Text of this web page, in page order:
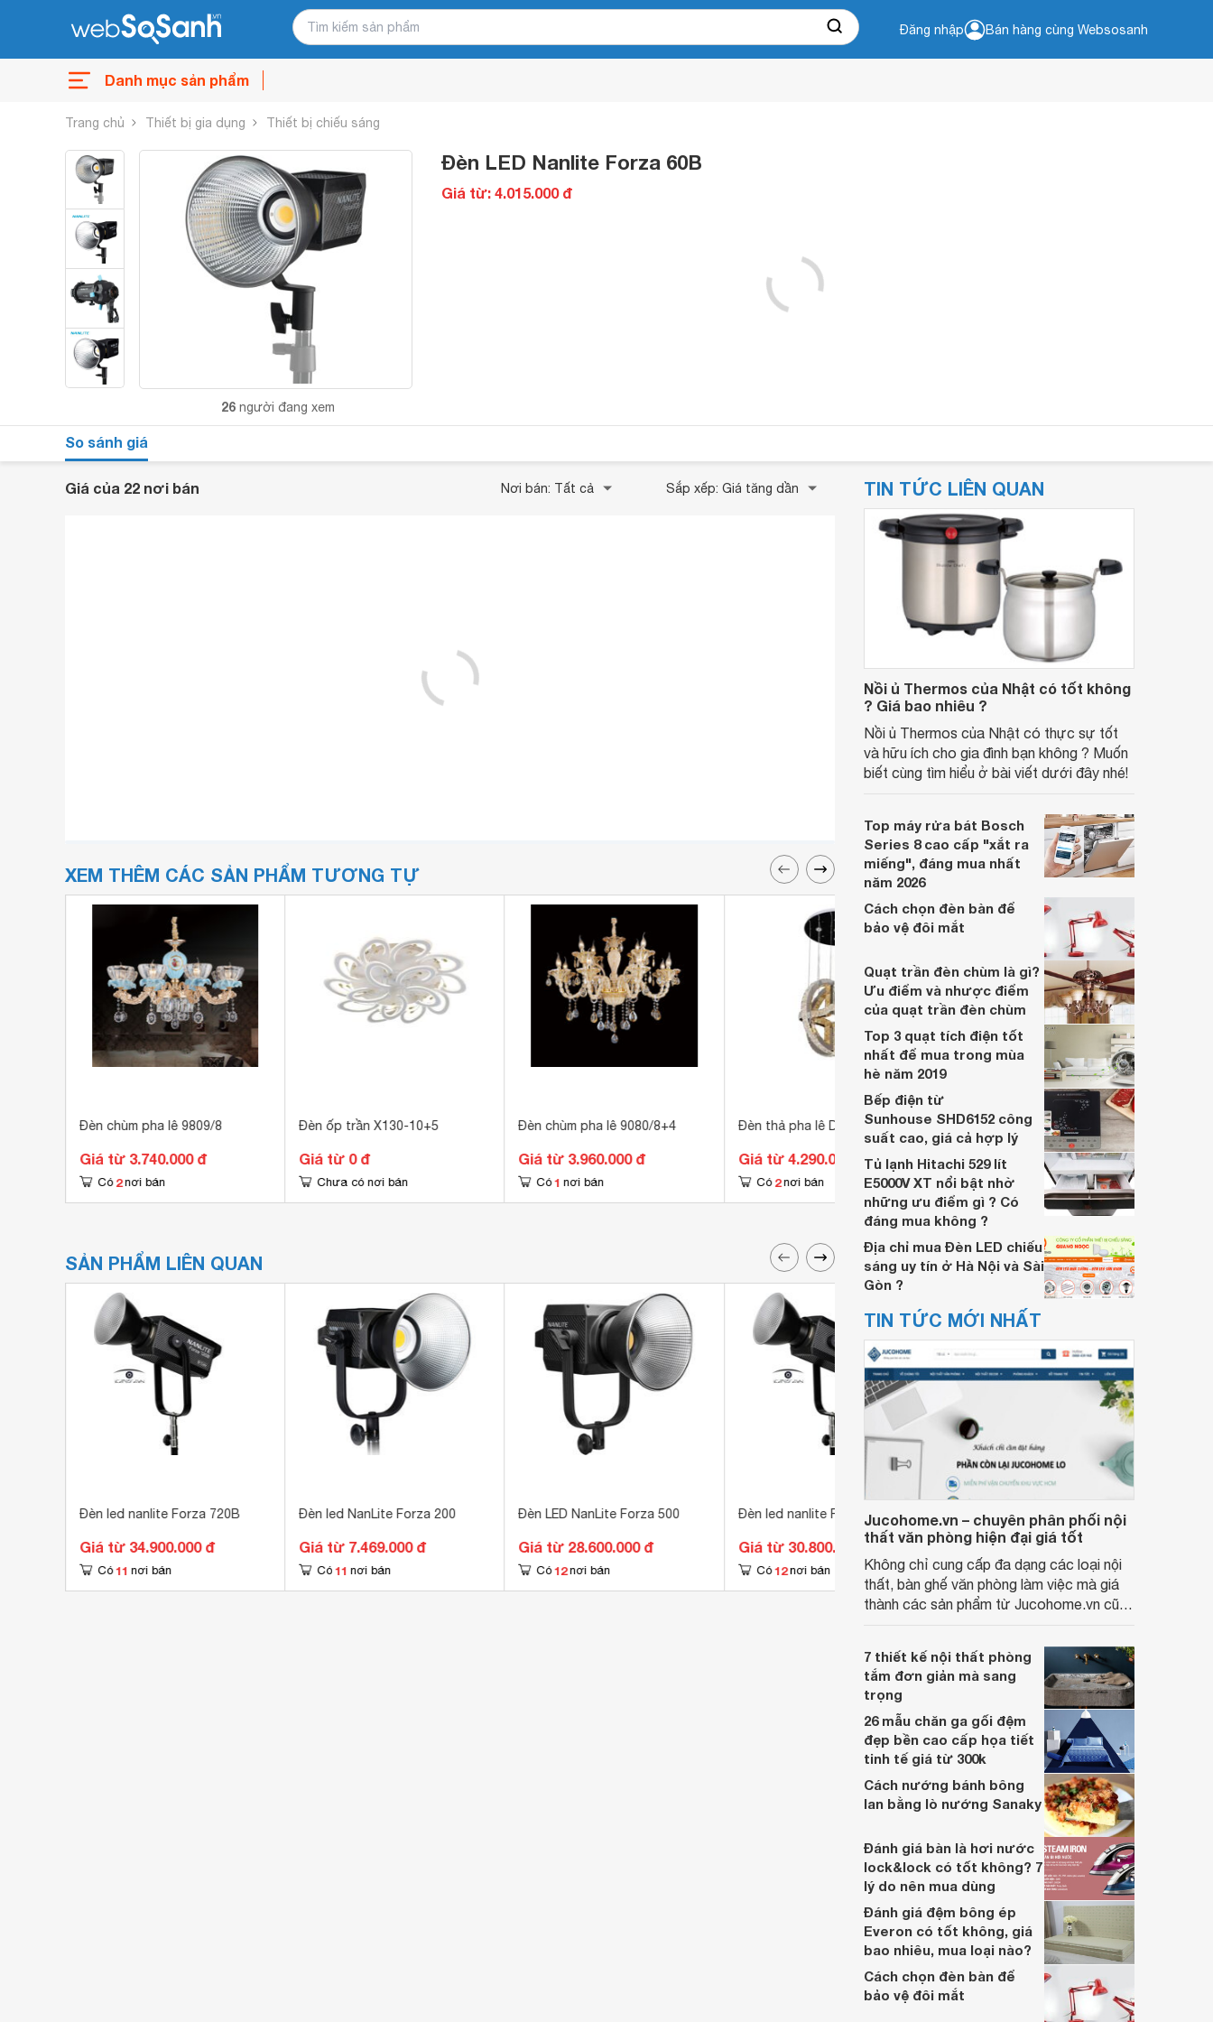
Đăng nhập Bán hàng cùng Websosanh
Danh mục sản phẩm
Trang chủ Thiết bị gia dụng Thiết bị chiếu sáng
26 người đang xem
Đèn LED Nanlite Forza 60B
Giá từ: 4.015.000 đ
So sánh giá
Giá của 22 nơi bán Nơi bán: Tất cả Sắp xếp: Giá tăng dần
XEM THÊM CÁC SẢN PHẨM TƯƠNG TỰ
Đèn chùm pha lê 9809/8
Giá từ 3.740.000 đ
Có 2 nơi bán
Đèn ốp trần X130-10+5
Giá từ 0 đ
Chưa có nơi bán
Đèn chùm pha lê 9080/8+4
Giá từ 3.960.000 đ
Có 1 nơi bán
Đèn thả pha lê D805
Giá từ 4.290.000 đ
Có 2 nơi bán
Đèn mâm áp trần LED L1100mm
DC20-OT75CN
Giá từ 3.778.995 đ
Có 14 nơi bán
SẢN PHẨM LIÊN QUAN
Đèn led nanlite Forza 720B
Giá từ 34.900.000 đ
Có 11 nơi bán
Đèn led NanLite Forza 200
Giá từ 7.469.000 đ
Có 11 nơi bán
Đèn LED NanLite Forza 500
Giá từ 28.600.000 đ
Có 12 nơi bán
Đèn led nanlite Forza 720
Giá từ 30.800.000 đ
Có 12 nơi bán
Đèn led quay phim Nanlite
Forza 60
Giá từ 3.685.000 đ
Có 21 nơi bán
TIN TỨC LIÊN QUAN
Nồi ủ Thermos của Nhật có tốt không
? Giá bao nhiêu ?
Nồi ủ Thermos của Nhật có thực sự tốt
và hữu ích cho gia đình bạn không ? Muốn
biết cùng tìm hiểu ở bài viết dưới đây nhé!
Top máy rửa bát Bosch
Series 8 cao cấp "xắt ra
miếng", đáng mua nhất
năm 2026
Cách chọn đèn bàn để
bảo vệ đôi mắt
Quạt trần đèn chùm là gì?
Ưu điểm và nhược điểm
của quạt trần đèn chùm
Top 3 quạt tích điện tốt
nhất để mua trong mùa
hè năm 2019
Bếp điện từ
Sunhouse SHD6152 công
suất cao, giá cả hợp lý
Tủ lạnh Hitachi 529 lít
E5000V XT nổi bật nhờ
những ưu điểm gì ? Có
đáng mua không ?
Địa chỉ mua Đèn LED chiếu
sáng uy tín ở Hà Nội và Sài
Gòn ?
TIN TỨC MỚI NHẤT
Jucohome.vn – chuyên phân phối nội
thất văn phòng hiện đại giá tốt
Không chỉ cung cấp đa dạng các loại nội
thất, bàn ghế văn phòng làm việc mà giá
thành các sản phẩm từ Jucohome.vn cũng
7 thiết kế nội thất phòng
tắm đơn giản mà sang
trọng
26 mẫu chăn ga gối đệm
đẹp bền cao cấp họa tiết
tinh tế giá từ 300k
Cách nướng bánh bông
lan bằng lò nướng Sanaky
Đánh giá bàn là hơi nước
lock&lock có tốt không? 7
lý do nên mua dùng
Đánh giá đệm bông ép
Everon có tốt không, giá
bao nhiêu, mua loại nào?
Cách chọn đèn bàn để
bảo vệ đôi mắt